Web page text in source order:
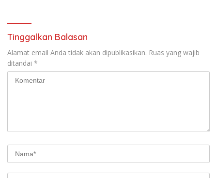
Tinggalkan Balasan
Alamat email Anda tidak akan dipublikasikan. Ruas yang wajib
ditandai *